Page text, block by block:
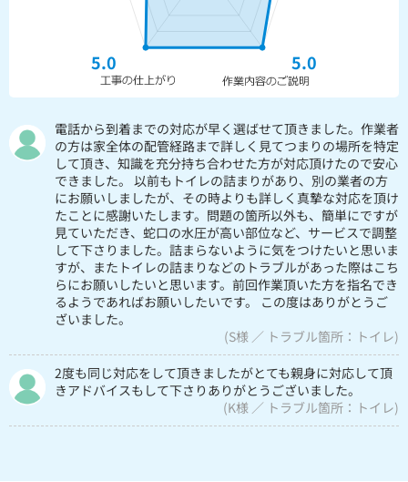
5.0
5.0
電話から到着までの対応が早く選ばせて頂きました。作業者
の方は家全体の配管経路まで詳しく見てつまりの場所を特定
して頂き、知識を充分持ち合わせた方が対応頂けたので安心
できました。 以前もトイレの詰まりがあり、別の業者の方
にお願いしましたが、その時よりも詳しく真摯な対応を頂け
たことに感謝いたします。問題の箇所以外も、簡単にですが
見ていただき、蛇口の水圧が高い部位など、サービスで調整
して下さりました。詰まらないように気をつけたいと思いま
すが、またトイレの詰まりなどのトラブルがあった際はこち
らにお願いしたいと思います。前回作業頂いた方を指名でき
るようであればお願いしたいです。 この度はありがとうご
ざいました。
(S様 ／ トラブル箇所：トイレ)
2度も同じ対応をして頂きましたがとても親身に対応して頂
きアドバイスもして下さりありがとうございました。
(K様 ／ トラブル箇所：トイレ)